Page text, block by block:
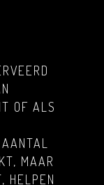
OF ALS
MAAR
HELPEN